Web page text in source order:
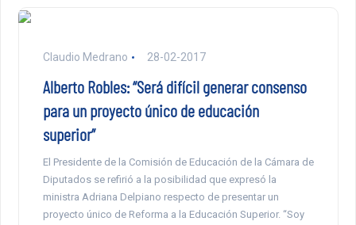
Claudio Medrano 28-02-2017
Alberto Robles: “Será difícil generar consenso
para un proyecto único de educación
superior”
El Presidente de la Comisión de Educación de la Cámara de
Diputados se refirió a la posibilidad que expresó la
ministra Adriana Delpiano respecto de presentar un
proyecto único de Reforma a la Educación Superior. “Soy